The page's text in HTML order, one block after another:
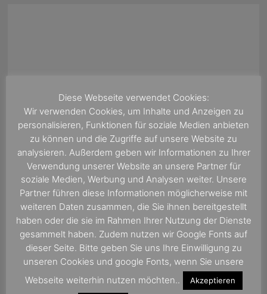
Wir freuen uns auf Ihre Empfehlung
Kreuzfahrtreisebüro Onboard Radio
golocal.de - das Portal zum
Bewerten, erleben und dabei sein.
Diese Webseite verwendet Cookies:
Wir verwenden Cookies, um Inhalte und Anzeigen zu
personalisieren, Funktionen für soziale Medien anbieten
zu können und die Zugriffe auf unsere Website zu
analysieren. Außerdem geben wir Informationen zu Ihrer
Verwendung unserer Website an unsere Partner für
soziale Medien, Werbung und Analysen weiter. Unsere
Partner führen diese Informationen möglicherweise mit
weiteren Daten zusammen, die Sie ihnen bereitgestellt
haben oder die sie im Rahmen Ihrer Nutzung der Dienste
gesammelt haben. Zudem nutzen wir Google Fonts auf
dieser Seite. Bitte geben Sie uns Ihre Einwilligung zu
unseren Cookies und google Fonts, wenn Sie unsere
Webseite weiterhin nutzen möchten..
Akzeptieren